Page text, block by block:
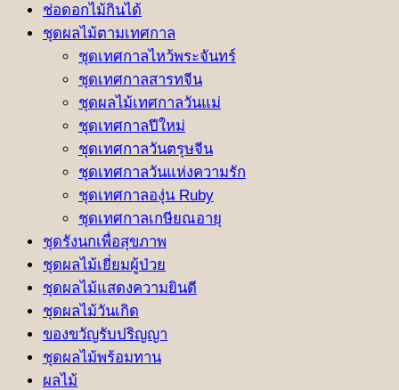
ช่อดอกไม้กินได้
ชุดผลไม้ตามเทศกาล
ชุดเทศกาลไหว้พระจันทร์
ชุดเทศกาลสารทจีน
ชุดผลไม้เทศกาลวันแม่
ชุดเทศกาลปีใหม่
ชุดเทศกาลวันตรุษจีน
ชุดเทศกาลวันแห่งความรัก
ชุดเทศกาลองุ่น Ruby
ชุดเทศกาลเกษียณอายุ
ชุดรังนกเพื่อสุขภาพ
ชุดผลไม้เยี่ยมผู้ป่วย
ชุดผลไม้แสดงความยินดี
ชุดผลไม้วันเกิด
ของขวัญรับปริญญา
ชุดผลไม้พร้อมทาน
ผลไม้